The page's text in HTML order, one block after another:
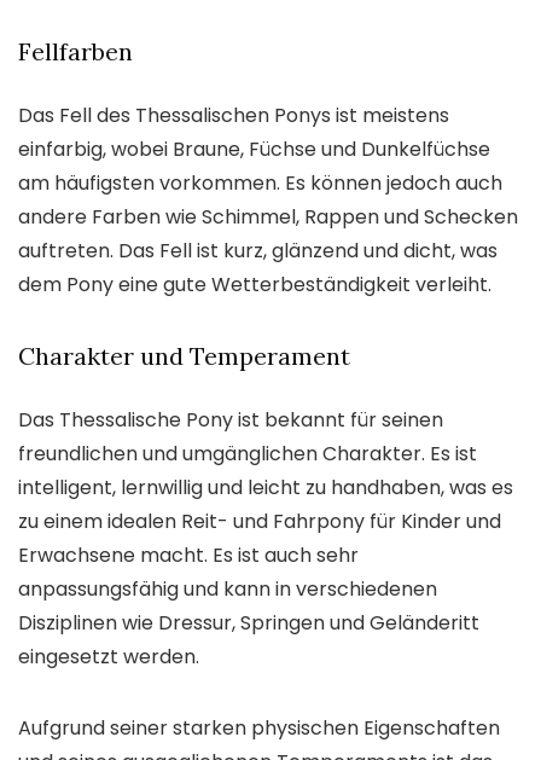
Fellfarben
Das Fell des Thessalischen Ponys ist meistens
einfarbig, wobei Braune, Füchse und Dunkelfüchse
am häufigsten vorkommen. Es können jedoch auch
andere Farben wie Schimmel, Rappen und Schecken
auftreten. Das Fell ist kurz, glänzend und dicht, was
dem Pony eine gute Wetterbeständigkeit verleiht.
Charakter und Temperament
Das Thessalische Pony ist bekannt für seinen
freundlichen und umgänglichen Charakter. Es ist
intelligent, lernwillig und leicht zu handhaben, was es
zu einem idealen Reit- und Fahrpony für Kinder und
Erwachsene macht. Es ist auch sehr
anpassungsfähig und kann in verschiedenen
Disziplinen wie Dressur, Springen und Geländeritt
eingesetzt werden.
Aufgrund seiner starken physischen Eigenschaften